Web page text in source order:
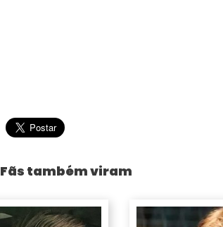
Fãs também viram